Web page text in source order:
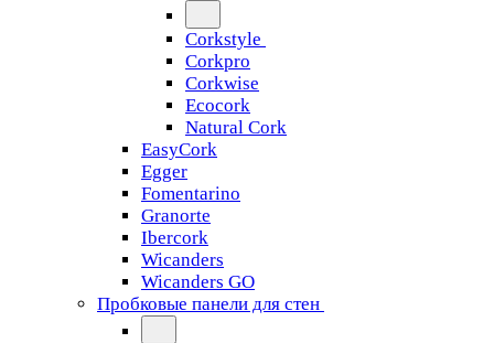
Corkstyle
Corkpro
Corkwise
Ecocork
Natural Cork
EasyCork
Egger
Fomentarino
Granorte
Ibercork
Wicanders
Wicanders GO
Пробковые панели для стен